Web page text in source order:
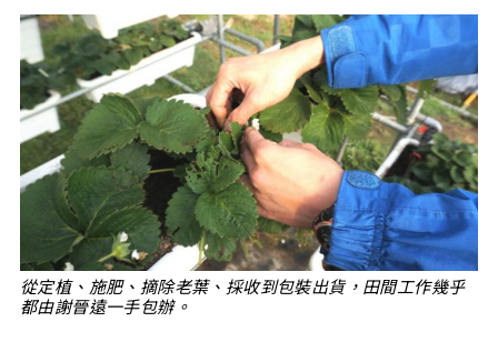
從定植、施肥、摘除老葉、採收到包裝出貨，田間工作幾乎
都由謝晉遠一手包辦。